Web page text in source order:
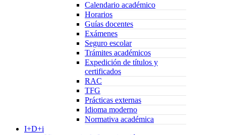
Calendario académico
Horarios
Guías docentes
Exámenes
Seguro escolar
Trámites académicos
Expedición de títulos y
certificados
RAC
TFG
Prácticas externas
Idioma moderno
Normativa académica
I+D+i